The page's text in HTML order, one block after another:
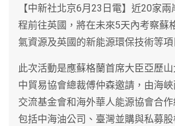
【中新社北京6月23日電】近20家
程前往英國，將在未來5天內考察蘇
氣資源及英國的新能源環保技術等項
此次活動是應蘇格蘭首席大臣亞歷
中貿易協會總裁傅仲森邀請，由海
交流基金會和海外華人能源協會合
包括中海油公司、臺灣並購與私募